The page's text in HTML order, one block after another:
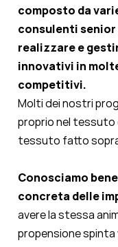
composto da
consulenti senior
realizzare e
innovativi in
competitivi.
Molti dei nostri
proprio nel tessuto
tessuto fatto
Conosciamo
concreta delle
avere la stessa
propensione spinta